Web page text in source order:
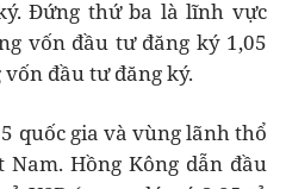
Đứng thứ ba là lĩnh vực
vốn đầu tư đăng ký 1,05
vốn đầu tư đăng ký.
quốc gia và vùng lãnh thổ
Hồng Kông dẫn đầu